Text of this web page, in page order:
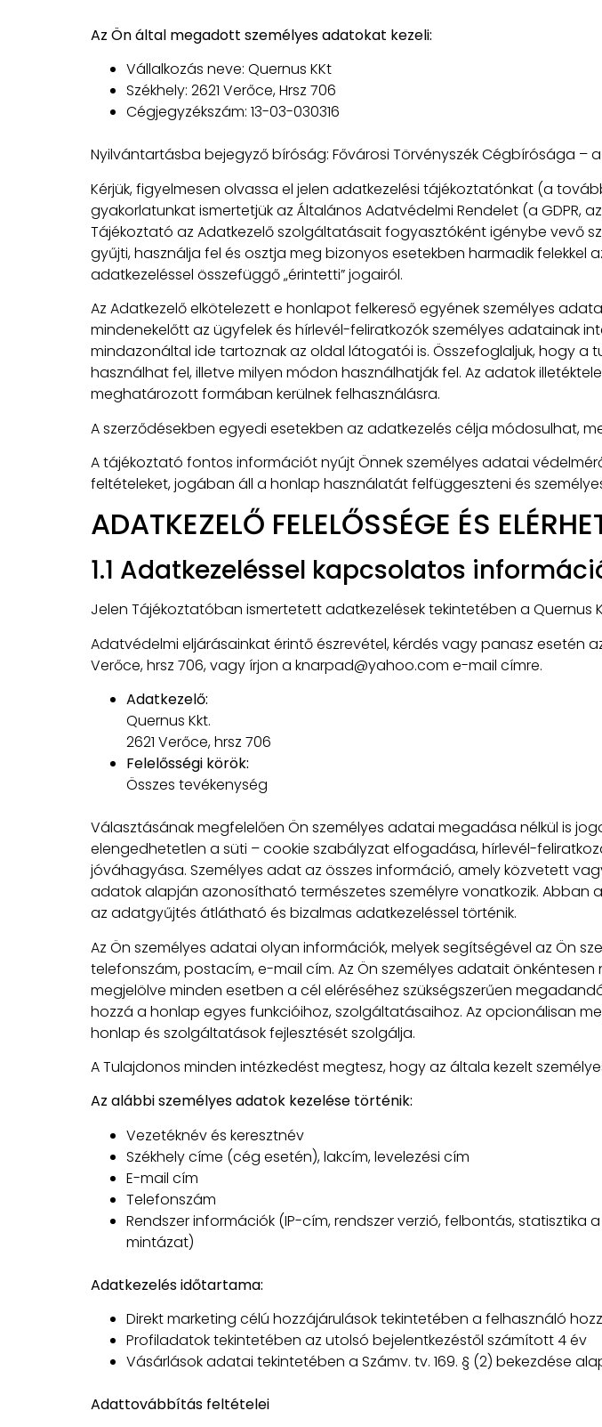
Az Ön által megadott személyes adatokat kezeli:
Vállalkozás neve: Quernus KKt
Székhely: 2621 Verőce, Hrsz 706
Cégjegyzékszám: 13-03-030316
Nyilvántartásba bejegyző bíróság: Fővárosi Törvényszék Cégbírósága –
Kérjük, figyelmesen olvassa el jelen adatkezelési tájékoztatónkat (a
gyakorlatunkat ismertetjük az Általános Adatvédelmi Rendelet (a GDPR,
Tájékoztató az Adatkezelő szolgáltatásait fogyasztóként igénybe vevő
gyűjti, használja fel és osztja meg bizonyos esetekben harmadik
adatkezeléssel összefüggő „érintetti” jogairól.
Az Adatkezelő elkötelezett e honlapot felkereső egyének személyes
mindenekelőtt az ügyfelek és hírlevél-feliratkozók személyes adatainak
mindazonáltal ide tartoznak az oldal látogatói is. Összefoglaljuk, hogy
használhat fel, illetve milyen módon használhatják fel. Az adatok
meghatározott formában kerülnek felhasználásra.
A szerződésekben egyedi esetekben az adatkezelés célja módosulhat,
A tájékoztató fontos információt nyújt Önnek személyes adatai
feltételeket, jogában áll a honlap használatát felfüggeszteni és
ADATKEZELŐ FELELŐSSÉGE ÉS
1.1 Adatkezeléssel kapcsolatos
Jelen Tájékoztatóban ismertetett adatkezelések tekintetében a Quernus
Adatvédelmi eljárásainkat érintő észrevétel, kérdés vagy panasz esetén
Verőce, hrsz 706, vagy írjon a knarpad@yahoo.com e-mail címre.
Adatkezelő:
Quernus Kkt.
2621 Verőce, hrsz 706
Felelősségi körök:
Összes tevékenység
Választásának megfelelően Ön személyes adatai megadása nélkül is
elengedhetetlen a süti – cookie szabályzat elfogadása, hírlevél-
jóváhagyása. Személyes adat az összes információ, amely közvetett
adatok alapján azonosítható természetes személyre vonatkozik.
az adatgyűjtés átlátható és bizalmas adatkezeléssel történik.
Az Ön személyes adatai olyan információk, melyek segítségével az Ön
telefonszám, postacím, e-mail cím. Az Ön személyes adatait
megjelölve minden esetben a cél eléréséhez szükségszerűen
hozzá a honlap egyes funkcióihoz, szolgáltatásaihoz. Az opcionálisan
honlap és szolgáltatások fejlesztését szolgálja.
A Tulajdonos minden intézkedést megtesz, hogy az általa kezelt
Az alábbi személyes adatok kezelése történik:
Vezetéknév és keresztnév
Székhely címe (cég esetén), lakcím, levelezési cím
E-mail cím
Telefonszám
Rendszer információk (IP-cím, rendszer verzió, felbontás,
mintázat)
Adatkezelés időtartama:
Direkt marketing célú hozzájárulások tekintetében a felhasználó
Profiladatok tekintetében az utolsó bejelentkezéstől számított 4 év
Vásárlások adatai tekintetében a Számv. tv. 169. § (2) bekezdése
Adattovábbítás feltételei